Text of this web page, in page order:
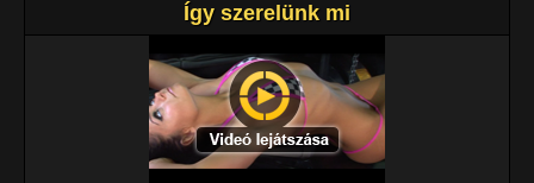
Így szerelünk mi